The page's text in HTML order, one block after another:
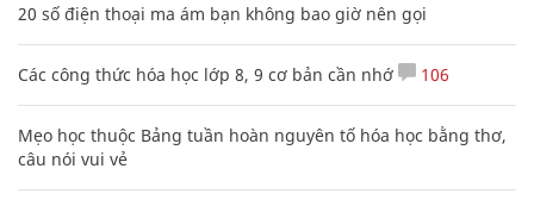
20 số điện thoại ma ám bạn không bao giờ nên gọi
Các công thức hóa học lớp 8, 9 cơ bản cần nhớ 106
Mẹo học thuộc Bảng tuần hoàn nguyên tố hóa học bằng thơ,
câu nói vui vẻ